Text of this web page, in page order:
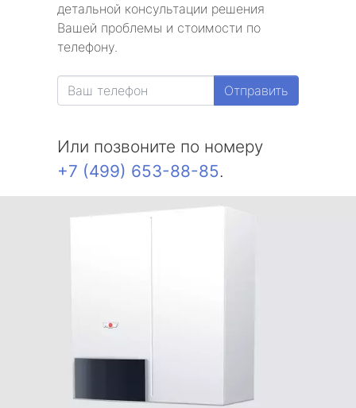
детальной консультации решения
Вашей проблемы и стоимости по
телефону.
Отправить
Или позвоните по номеру
+7 (499) 653-88-85.